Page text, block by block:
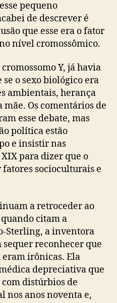
pequeno
de descrever é
que esse era o fator
nível cromossômico.
Y, já havia
o sexo biológico era
ambientais, herança
Os comentários de
esse debate, mas
política estão
e insistir nas
para dizer que o
socioculturais e
a retroceder ao
citam a
Sterling, a inventora
sequer reconhecer que
eram irônicas. Ela
depreciativa que
com distúrbios de
nos anos noventa e,